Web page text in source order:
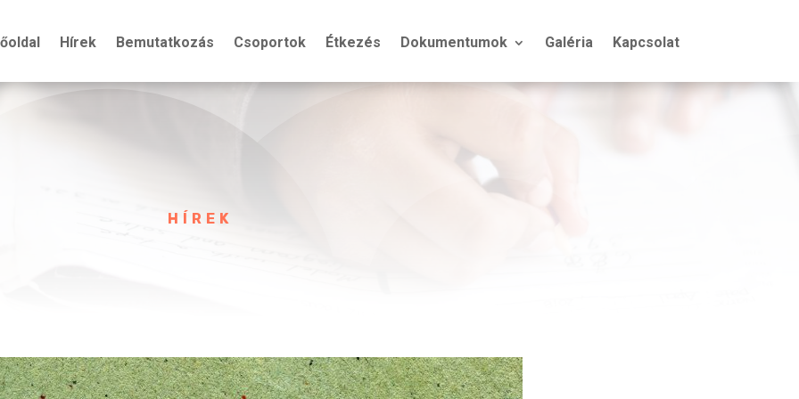
Hírek Bemutatkozás Csoportok Étkezés Dokumentumok Galéria Kapcsolat
HÍREK